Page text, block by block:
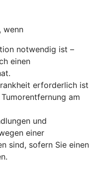
wenn
notwendig ist –
einen
erforderlich ist
am
und
einer
sind, sofern Sie einen